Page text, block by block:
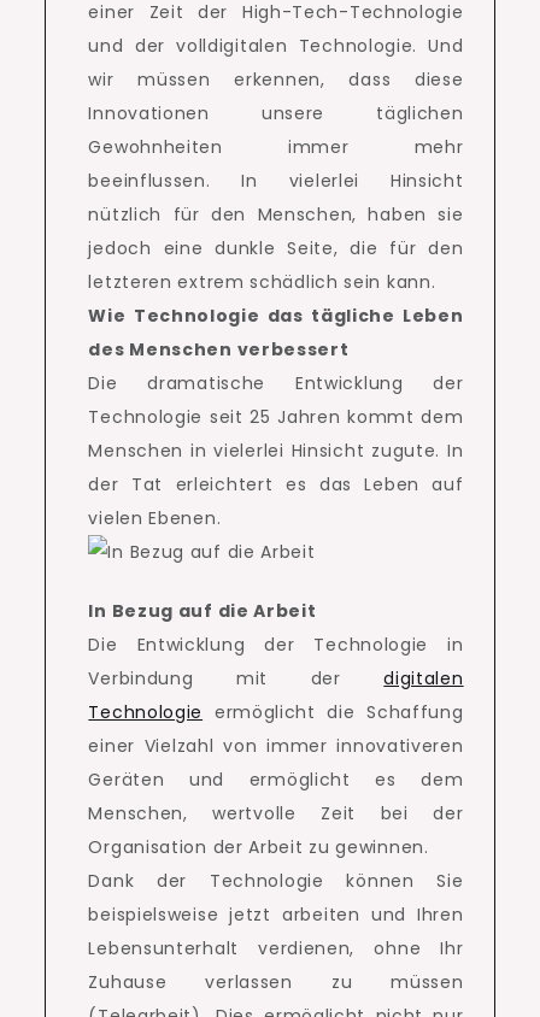
einer Zeit der High-Tech-Technologie
und der volldigitalen Technologie.Und
wir müssen erkennen, dass diese
Innovationen unsere täglichen
Gewohnheiten immer mehr
beeinflussen.In vielerlei Hinsicht
nützlich für den Menschen, haben sie
jedoch eine dunkle Seite, die für den
letzteren extrem schädlich sein kann.
Wie Technologie das tägliche Leben
des Menschen verbessert
Die dramatische Entwicklung der
Technologie seit 25 Jahren kommt dem
Menschen in vielerlei Hinsicht zugute.In
der Tat erleichtert es das Leben auf
vielen Ebenen.
In Bezug auf die Arbeit
Die Entwicklung der Technologie in
Verbindung mit derdigitalen
Technologie ermöglicht die Schaffung
einer Vielzahl von immer innovativeren
Geräten und ermöglicht es dem
Menschen, wertvolle Zeit bei der
Organisation der Arbeit zu gewinnen.
Dank der Technologie können Sie
beispielsweise jetzt arbeiten und Ihren
Lebensunterhalt verdienen, ohne Ihr
Zuhause verlassen zu müssen